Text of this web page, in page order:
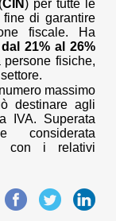
CIN ) per tutte le
di garantire
fiscale. Ha
21% al 26%
persone fisiche,
massimo
destinare agli
IVA. Superata
considerata
con i relativi
TwitterLinkedIn